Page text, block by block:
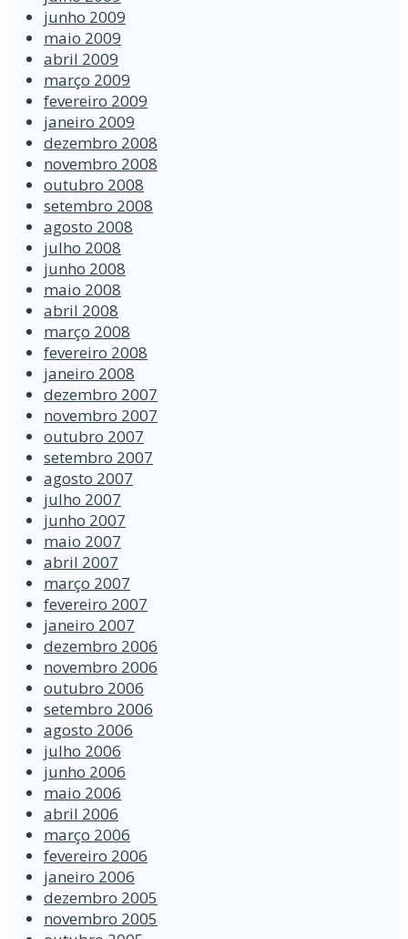
junho 2009
maio 2009
abril 2009
março 2009
fevereiro 2009
janeiro 2009
dezembro 2008
novembro 2008
outubro 2008
setembro 2008
agosto 2008
julho 2008
junho 2008
maio 2008
abril 2008
março 2008
fevereiro 2008
janeiro 2008
dezembro 2007
novembro 2007
outubro 2007
setembro 2007
agosto 2007
julho 2007
junho 2007
maio 2007
abril 2007
março 2007
fevereiro 2007
janeiro 2007
dezembro 2006
novembro 2006
outubro 2006
setembro 2006
agosto 2006
julho 2006
junho 2006
maio 2006
abril 2006
março 2006
fevereiro 2006
janeiro 2006
dezembro 2005
novembro 2005